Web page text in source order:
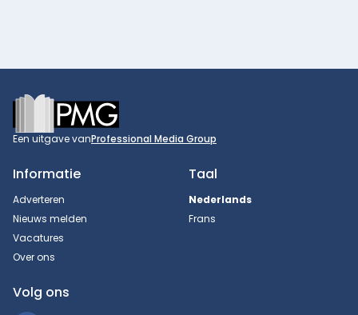
Footer
Een uitgave vanProfessional Media Group
Informatie
Adverteren
Nieuws melden
Vacatures
Over ons
Taal
Nederlands
Frans
Volg ons